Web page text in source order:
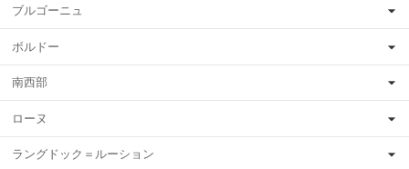
ブルゴーニュ
ボルドー
南西部
ローヌ
ラングドック＝ルーション